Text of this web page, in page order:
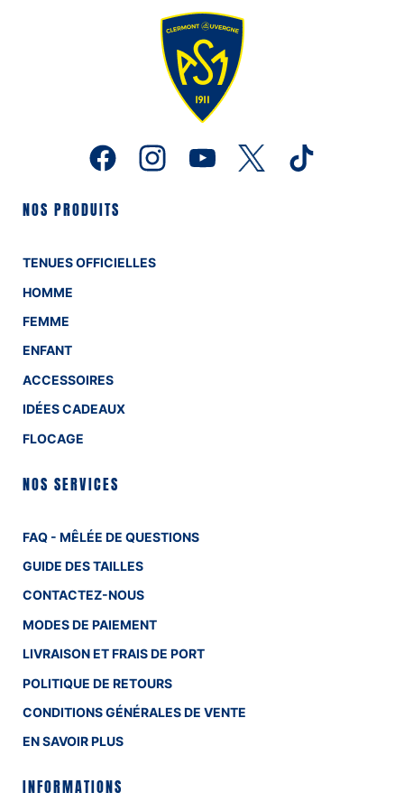
NOS PRODUITS
TENUES OFFICIELLES
HOMME
FEMME
ENFANT
ACCESSOIRES
IDÉES CADEAUX
FLOCAGE
NOS SERVICES
FAQ - MÊLÉE DE QUESTIONS
GUIDE DES TAILLES
CONTACTEZ-NOUS
MODES DE PAIEMENT
LIVRAISON ET FRAIS DE PORT
POLITIQUE DE RETOURS
CONDITIONS GÉNÉRALES DE VENTE
EN SAVOIR PLUS
INFORMATIONS